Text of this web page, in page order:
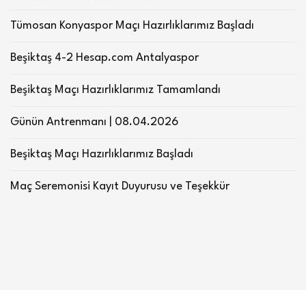
Tümosan Konyaspor Maçı Hazırlıklarımız Başladı
Beşiktaş 4-2 Hesap.com Antalyaspor
Beşiktaş Maçı Hazırlıklarımız Tamamlandı
Günün Antrenmanı | 08.04.2026
Beşiktaş Maçı Hazırlıklarımız Başladı
Maç Seremonisi Kayıt Duyurusu ve Teşekkür